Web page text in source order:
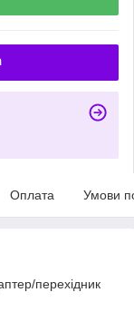
Оплата Умови
перехідник